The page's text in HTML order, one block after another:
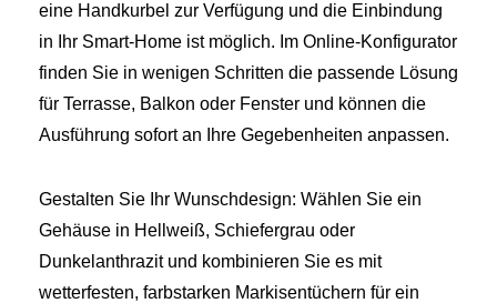
eine Handkurbel zur Verfügung und die Einbindung
in Ihr Smart‑Home ist möglich. Im Online‑Konfigurator
finden Sie in wenigen Schritten die passende Lösung
für Terrasse, Balkon oder Fenster und können die
Ausführung sofort an Ihre Gegebenheiten anpassen.
Gestalten Sie Ihr Wunschdesign: Wählen Sie ein
Gehäuse in Hellweiß, Schiefergrau oder
Dunkelanthrazit und kombinieren Sie es mit
wetterfesten, farbstarken Markisentüchern für ein